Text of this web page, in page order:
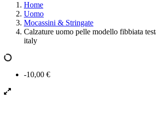
Home
Uomo
Mocassini & Stringate
Calzature uomo pelle modello fibbiata
italy
-10,00 €